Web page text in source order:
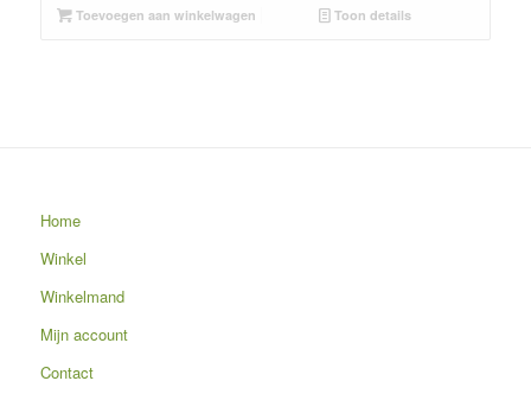
Toevoegen aan winkelwagen Toon details
Home
Winkel
Winkelmand
Mijn account
Contact